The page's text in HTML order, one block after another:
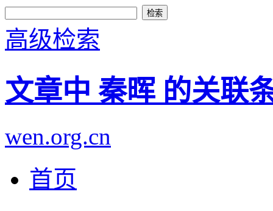
高级检索
文章中 秦晖 的关联
wen.org.cn
首页